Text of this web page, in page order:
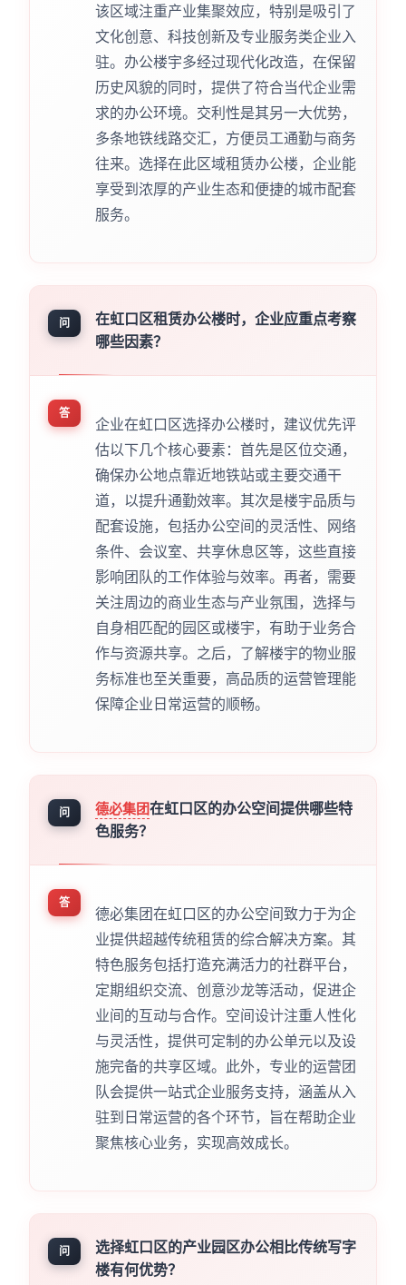
该区域注重产业集聚效应，特别是吸引了
文化创意、科技创新及专业服务类企业入
驻。办公楼宇多经过现代化改造，在保留
历史风貌的同时，提供了符合当代企业需
求的办公环境。交利性是其另一大优势，
多条地铁线路交汇，方便员工通勤与商务
往来。选择在此区域租赁办公楼，企业能
享受到浓厚的产业生态和便捷的城市配套
服务。
问
在虹口区租赁办公楼时，企业应重点考察
哪些因素？
答
企业在虹口区选择办公楼时，建议优先评
估以下几个核心要素：首先是区位交通，
确保办公地点靠近地铁站或主要交通干
道，以提升通勤效率。其次是楼宇品质与
配套设施，包括办公空间的灵活性、网络
条件、会议室、共享休息区等，这些直接
影响团队的工作体验与效率。再者，需要
关注周边的商业生态与产业氛围，选择与
自身相匹配的园区或楼宇，有助于业务合
作与资源共享。之后，了解楼宇的物业服
务标准也至关重要，高品质的运营管理能
保障企业日常运营的顺畅。
问 德必集团在虹口区的办公空间提供哪些特
色服务？
答
德必集团在虹口区的办公空间致力于为企
业提供超越传统租赁的综合解决方案。其
特色服务包括打造充满活力的社群平台，
定期组织交流、创意沙龙等活动，促进企
业间的互动与合作。空间设计注重人性化
与灵活性，提供可定制的办公单元以及设
施完备的共享区域。此外，专业的运营团
队会提供一站式企业服务支持，涵盖从入
驻到日常运营的各个环节，旨在帮助企业
聚焦核心业务，实现高效成长。
问
选择虹口区的产业园区办公相比传统写字
楼有何优势？